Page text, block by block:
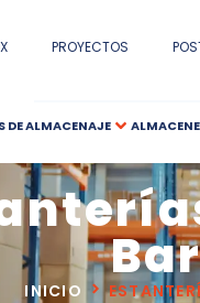
PROYECTOS
DE ALMACENAJE
INICIO